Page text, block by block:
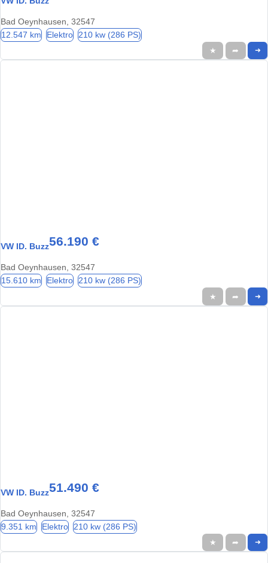
Bad Oeynhausen, 32547
12.547 km Elektro 210 kw (286 PS)
★ ➦ ➜
VW ID. Buzz56.190 €
Bad Oeynhausen, 32547
15.610 km Elektro 210 kw (286 PS)
★ ➦ ➜
VW ID. Buzz51.490 €
Bad Oeynhausen, 32547
9.351 km Elektro 210 kw (286 PS)
★ ➦ ➜